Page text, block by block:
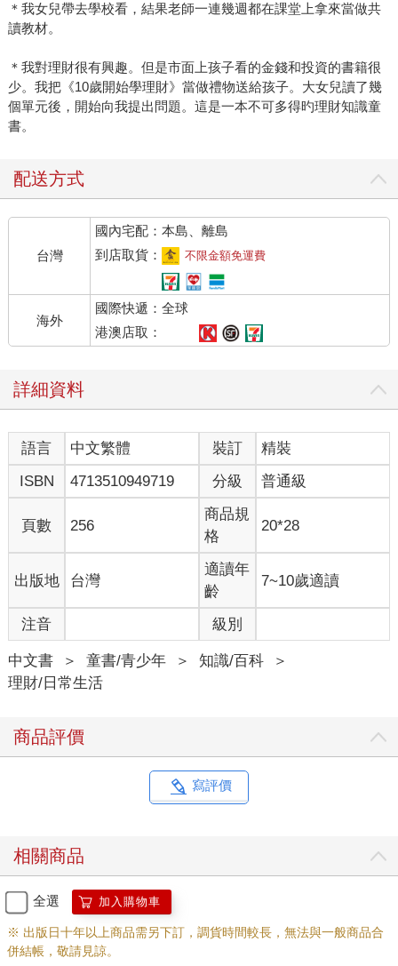
＊我女兒帶去學校看，結果老師一連幾週都在課堂上拿來當做共
讀教材。
＊我對理財很有興趣。但是市面上孩子看的金錢和投資的書籍很
少。我把《10歲開始學理財》當做禮物送給孩子。大女兒讀了幾
個單元後，開始向我提出問題。這是一本不可多得旳理財知識童
書。
配送方式
台灣
國內宅配：本島、離島
到店取貨：
不限金額免運費
海外
國際快遞：全球
港澳店取：
詳細資料
語言 中文繁體 裝訂
精裝
ISBN
4713510949719 分級 普通級
頁數 256
商品規
格
20*28
出版地 台灣
適讀年
齡
7~10歲適讀
注音 級別
中文書 ＞ 童書/青少年 ＞ 知識/百科
＞
理財/日常生活
商品評價
寫評價
相關商品
全選 加入購物車
※ 出版日十年以上商品需另下訂，調貨時間較長，無法與一般商品合
併結帳，敬請見諒。